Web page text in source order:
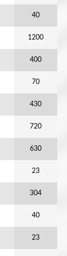
40
1200
400
70
430
720
630
23
304
40
23